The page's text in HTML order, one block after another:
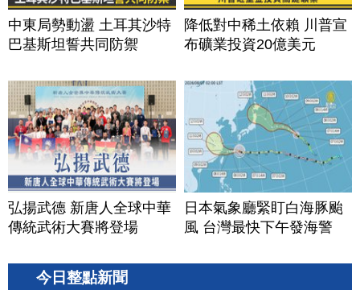
中東局勢動盪 土耳其沙特
巴基斯坦誓共同防禦
降低對中稀土依賴 川普宣
布礦業投資20億美元
弘揚武德 新唐人全球中華
傳統武術大賽將登場
日本氣象廳緊盯白海豚颱
風 台灣最快下午發海警
今日整點新聞